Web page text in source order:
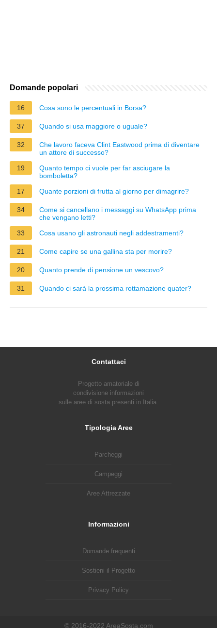
Domande popolari
16 Cosa sono le percentuali in Borsa?
37 Quando si usa maggiore o uguale?
32
Che lavoro faceva Clint Eastwood prima di diventare
un attore di successo?
19
Quanto tempo ci vuole per far asciugare la
bomboletta?
17
Quante porzioni di frutta al giorno per dimagrire?
34
Come si cancellano i messaggi su WhatsApp prima
che vengano letti?
33
Cosa usano gli astronauti negli addestramenti?
21 Come capire se una gallina sta per morire?
20 Quanto prende di pensione un vescovo?
31 Quando ci sarà la prossima rottamazione quater?
Contattaci
Progetto amatoriale di
condivisione informazioni
sulle aree di sosta presenti in Italia.
Tipologia Aree
Parcheggi
Campeggi
Aree Attrezzate
Informazioni
Domande frequenti
Sostieni il Progetto
Privacy Policy
© 2016-2022 AreaSosta.com